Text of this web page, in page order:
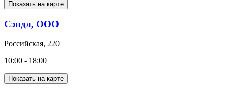
Показать на карте
Сэндл, ООО
Российская, 220
10:00 - 18:00
Показать на карте